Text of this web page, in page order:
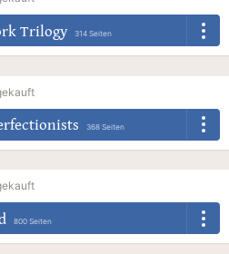
Trilogy 314 Seiten
368 Seiten
800 Seiten